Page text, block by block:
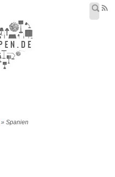
» Spanien